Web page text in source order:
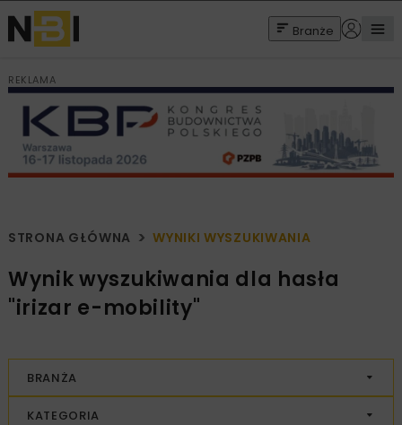
Branże
REKLAMA
STRONA GŁÓWNA WYNIKI WYSZUKIWANIA
Wynik wyszukiwania dla hasła
"irizar e-mobility"
BRANŻA
KATEGORIA